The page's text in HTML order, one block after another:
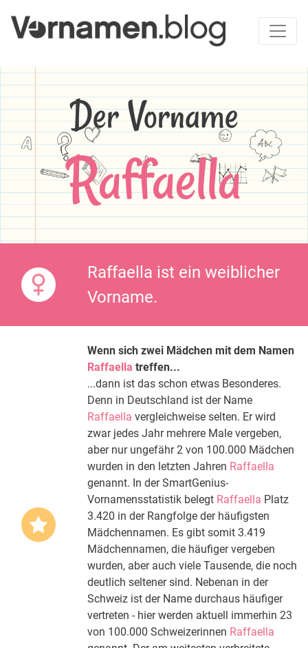
Der Vorname
Raffaella
Raffaella ist ein weiblicher
Vorname.
Wenn sich zwei Mädchen mit dem Namen
Raffaella treffen...
...dann ist das schon etwas Besonderes.
Denn in Deutschland ist der Name
Raffaella vergleichweise selten. Er wird
zwar jedes Jahr mehrere Male vergeben,
aber nur ungefähr 2 von 100.000 Mädchen
wurden in den letzten Jahren Raffaella
genannt. In der SmartGenius-
Vornamensstatistik belegt Raffaella Platz
3.420 in der Rangfolge der häufigsten
Mädchennamen. Es gibt somit 3.419
Mädchennamen, die häufiger vergeben
wurden, aber auch viele Tausende, die noch
deutlich seltener sind. Nebenan in der
Schweiz ist der Name durchaus häufiger
vertreten - hier werden aktuell immerhin 23
von 100.000 Schweizerinnen Raffaella